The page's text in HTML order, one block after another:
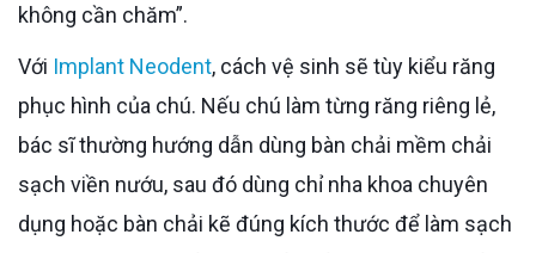
không cần chăm”.
Với Implant Neodent, cách vệ sinh sẽ tùy kiểu răng
phục hình của chú. Nếu chú làm từng răng riêng lẻ,
bác sĩ thường hướng dẫn dùng bàn chải mềm chải
sạch viền nướu, sau đó dùng chỉ nha khoa chuyên
dụng hoặc bàn chải kẽ đúng kích thước để làm sạch